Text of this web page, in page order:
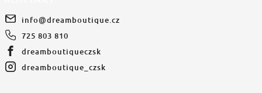
info@dreamboutique.cz
725 803 810
dreamboutiqueczsk
dreamboutique_czsk